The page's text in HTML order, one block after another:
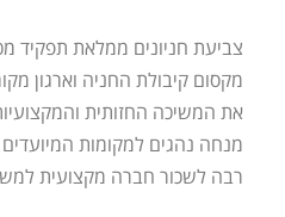
צביעת חניונים ממלאת תפקיד
מקסום קיבולת החניה וארגון
את המשיכה החזותית
מנחה נהגים למקומות
רבה לשכור חברה מקצועית